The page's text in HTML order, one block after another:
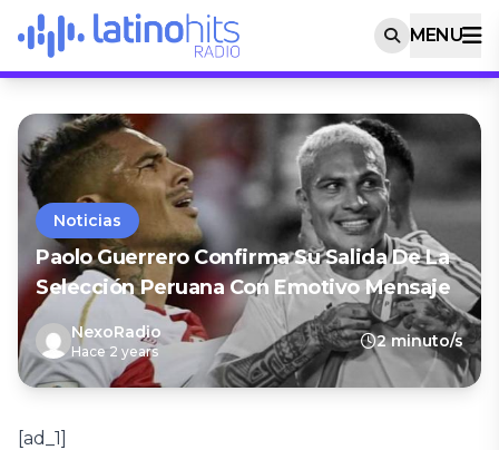
MENU
Noticias
Paolo Guerrero Confirma Su Salida De La
Selección Peruana Con Emotivo Mensaje
NexoRadio
Hace 2 years
2 minuto/s
[ad_1]